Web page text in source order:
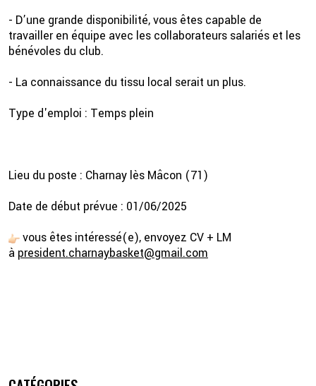
- D’une grande disponibilité, vous êtes capable de
travailler en équipe avec les collaborateurs salariés et les
bénévoles du club.
- La connaissance du tissu local serait un plus.
Type d'emploi : Temps plein
Lieu du poste : Charnay lès Mâcon (71)
Date de début prévue : 01/06/2025
vous êtes intéressé(e), envoyez CV + LM
à president.charnaybasket@gmail.com